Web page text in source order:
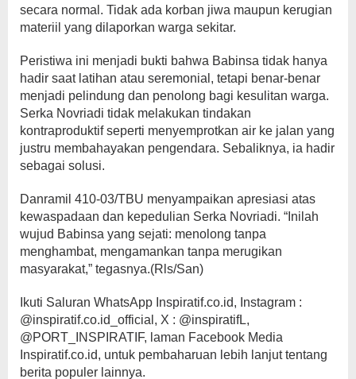
secara normal. Tidak ada korban jiwa maupun kerugian
materiil yang dilaporkan warga sekitar.
Peristiwa ini menjadi bukti bahwa Babinsa tidak hanya
hadir saat latihan atau seremonial, tetapi benar-benar
menjadi pelindung dan penolong bagi kesulitan warga.
Serka Novriadi tidak melakukan tindakan
kontraproduktif seperti menyemprotkan air ke jalan yang
justru membahayakan pengendara. Sebaliknya, ia hadir
sebagai solusi.
Danramil 410-03/TBU menyampaikan apresiasi atas
kewaspadaan dan kepedulian Serka Novriadi. “Inilah
wujud Babinsa yang sejati: menolong tanpa
menghambat, mengamankan tanpa merugikan
masyarakat,” tegasnya.(Rls/San)
Ikuti Saluran WhatsApp Inspiratif.co.id, Instagram :
@inspiratif.co.id_official, X : @inspiratifL,
@PORT_INSPIRATIF, laman Facebook Media
Inspiratif.co.id, untuk pembaharuan lebih lanjut tentang
berita populer lainnya.